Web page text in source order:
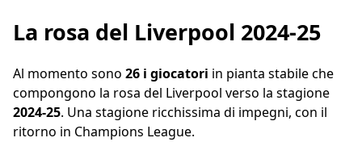
La rosa del Liverpool 2024-25
Al momento sono 26 i giocatori in pianta stabile che
compongono la rosa del Liverpool verso la stagione
2024-25. Una stagione ricchissima di impegni, con il
ritorno in Champions League.